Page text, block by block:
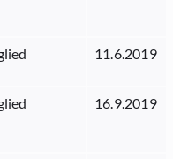
11.6.2019
16.9.2019